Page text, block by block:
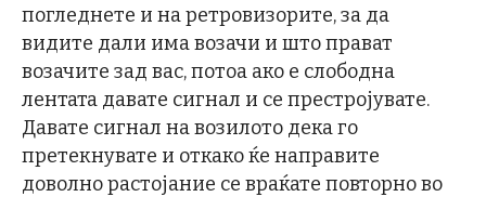
погледнете и на ретровизорите, за да
видите дали има возачи и што прават
возачите зад вас, потоа ако е слободна
лентата давате сигнал и се престројувате.
Давате сигнал на возилото дека го
претекнувате и откако ќе направите
доволно растојание се враќате повторно во